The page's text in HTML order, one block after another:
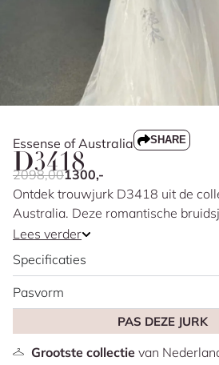
Essense of Australia
D3418
SHARE
2098,001300,-
Ontdek trouwjurk D3418 uit de
Australia. Deze romantische
tule en kant dat versierd is met 3D
achtige top heeft zowel
bandjes en een tule strik op de rug.
volumineus mermaid model met
Er is slechts één exemplaar
trouwjurk in maat 40.
Lees verder
Specificaties
Pasvorm
PAS DEZE JURK
Grootste collectievan